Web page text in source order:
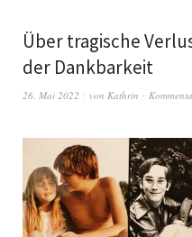
Über tragische
der Dankbarkeit
26. Mai 2022 von Kathrin